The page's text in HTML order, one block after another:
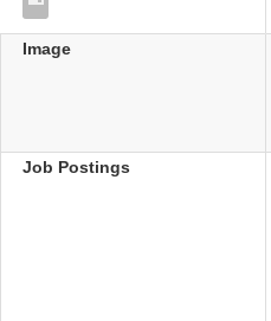
Image
Job Postings